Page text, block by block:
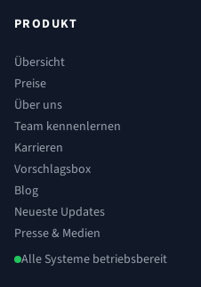
PRODUKT
Übersicht
Preise
Über uns
Team kennenlernen
Karrieren
Vorschlagsbox
Blog
Neueste Updates
Presse & Medien
Alle Systeme betriebsbereit